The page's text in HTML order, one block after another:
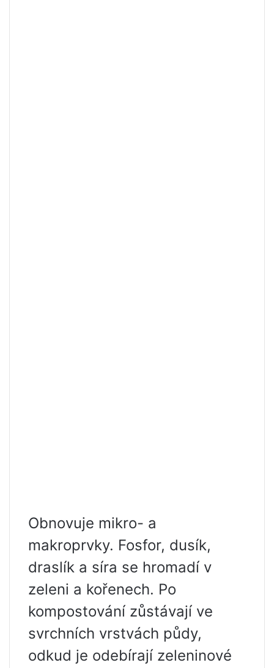
Obnovuje mikro- a
makroprvky. Fosfor, dusík,
draslík a síra se hromadí v
zeleni a kořenech. Po
kompostování zůstávají ve
svrchních vrstvách půdy,
odkud je odebírají zeleninové